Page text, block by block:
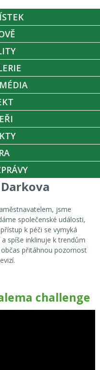
jsme
společenské události,
k péči se vymyká
spíše inklinuje k trendům
přitáhnou pozornost
challenge